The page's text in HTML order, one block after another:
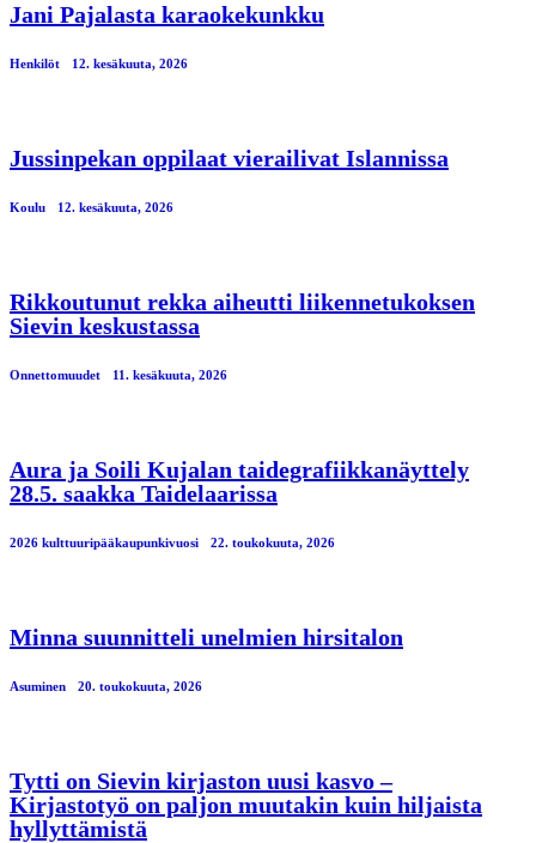
Jani Pajalasta karaokekunkku
Henkilöt 12. kesäkuuta, 2026
Jussinpekan oppilaat vierailivat Islannissa
Koulu 12. kesäkuuta, 2026
Rikkoutunut rekka aiheutti liikennetukoksen
Sievin keskustassa
Onnettomuudet 11. kesäkuuta, 2026
Aura ja Soili Kujalan taidegrafiikkanäyttely
28.5. saakka Taidelaarissa
2026 kulttuuripääkaupunkivuosi 22. toukokuuta, 2026
Minna suunnitteli unelmien hirsitalon
Asuminen 20. toukokuuta, 2026
Tytti on Sievin kirjaston uusi kasvo –
Kirjastotyö on paljon muutakin kuin hiljaista
hyllyttämistä